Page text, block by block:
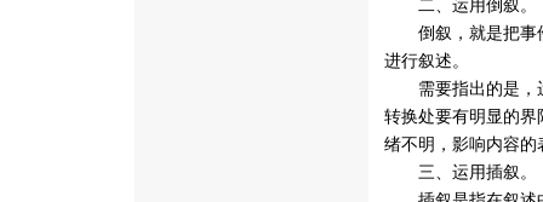
二、运用倒叙。
倒叙，就是把事件
进行叙述。
需要指出的是，运
转换处要有明显的
绪不明，影响内容的
三、运用插叙。